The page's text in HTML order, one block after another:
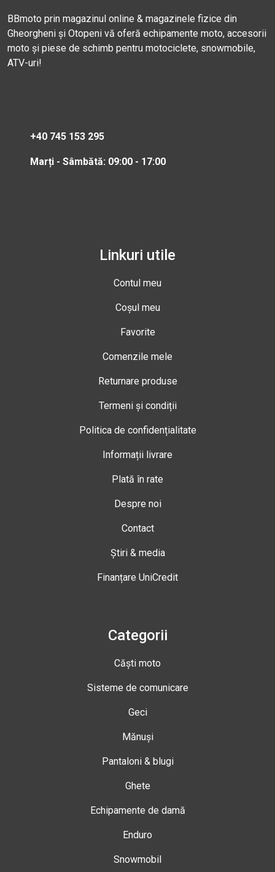
BBmoto prin magazinul online & magazinele fizice din
Gheorgheni și Otopeni vă oferă echipamente moto, accesorii
moto și piese de schimb pentru motociclete, snowmobile,
ATV-uri!
+40 745 153 295
Marți - Sâmbătă: 09:00 - 17:00
Linkuri utile
Contul meu
Coșul meu
Favorite
Comenzile mele
Returnare produse
Termeni și condiții
Politica de confidențialitate
Informații livrare
Plată în rate
Despre noi
Contact
Știri & media
Finanțare UniCredit
Categorii
Căști moto
Sisteme de comunicare
Geci
Mănuși
Pantaloni & blugi
Ghete
Echipamente de damă
Enduro
Snowmobil